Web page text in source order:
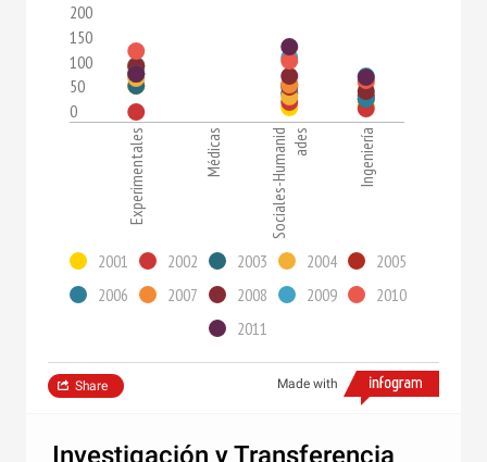
0
50
100
150
200
Experimentales Médicas Sociales-Humanid ades Ingeniería
2001 2002 2003 2004
2005
2006
2007 2008 2009
2010
2011
Made with
Share
Investigación y Transferencia